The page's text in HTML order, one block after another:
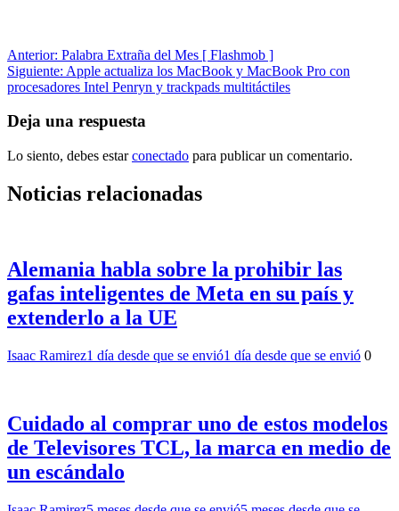
Navegación
de
Anterior: Palabra Extraña del Mes [ Flashmob ]
Siguiente: Apple actualiza los MacBook y MacBook Pro con
procesadores Intel Penryn y trackpads multitáctiles
Deja una respuesta
Lo siento, debes estarconectado para publicar un comentario.
Noticias relacionadas
Alemania habla sobre la prohibir las
gafas inteligentes de Meta en su país y
extenderlo a la UE
Isaac Ramirez1 día desde que se envió1 día desde que se envió 0
Cuidado al comprar uno de estos modelos
de Televisores TCL, la marca en medio de
un escándalo